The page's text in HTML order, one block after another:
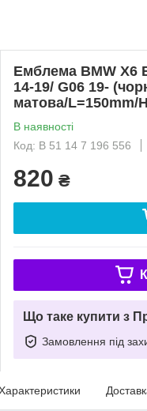
Емблема BMW X6
14-19/ G06 19-
матова/L=150mm/
В наявності
Код: B 51 14 7 196 556
820 ₴
Що таке купити з
Замовлення під